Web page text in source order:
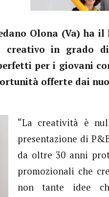
Olona (Va) ha
creativo in grado
per i giovani
offerte dai
“La creatività è
presentazione di
da oltre 30 anni
promozionali che
non tante idee